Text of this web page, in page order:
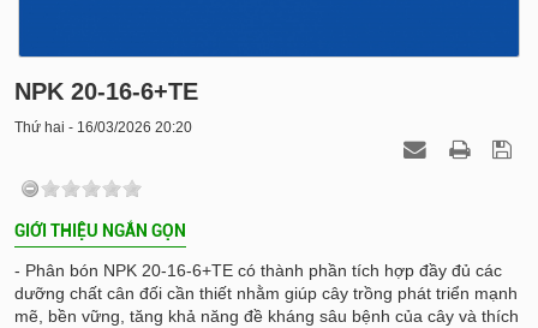
NPK 20-16-6+TE
Thứ hai - 16/03/2026 20:20
GIỚI THIỆU NGẮN GỌN
- Phân bón NPK 20-16-6+TE có thành phần tích hợp đầy đủ các
dưỡng chất cân đối cần thiết nhằm giúp cây trồng phát triển mạnh
mẽ, bền vững, tăng khả năng đề kháng sâu bệnh của cây và thích